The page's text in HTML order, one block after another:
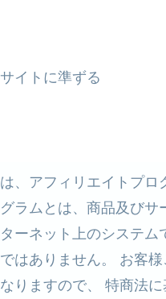
イトに準ずる
、アフィリエイトプロ
グラムとは、商品及び
ーネット上のシステ
はありません。 お客
りますので、 特商法